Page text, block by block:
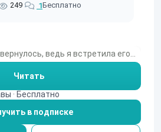
249 1Бесплатно
ведь я встретила его...
Читать
· Бесплатно
в подписке